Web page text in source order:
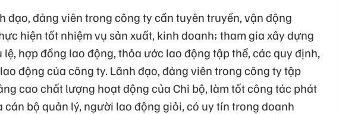
đạo, đảng viên trong công ty cần tuyên truyền, vận động
hiện tốt nhiệm vụ sản xuất, kinh doanh; tham gia xây dựng
hợp đồng lao động, thỏa ước lao động tập thể, các quy định,
động của công ty. Lãnh đạo, đảng viên trong công ty tập
cao chất lượng hoạt động của Chi bộ, làm tốt công tác phát
cán bộ quản lý, người lao động giỏi, có uy tín trong doanh